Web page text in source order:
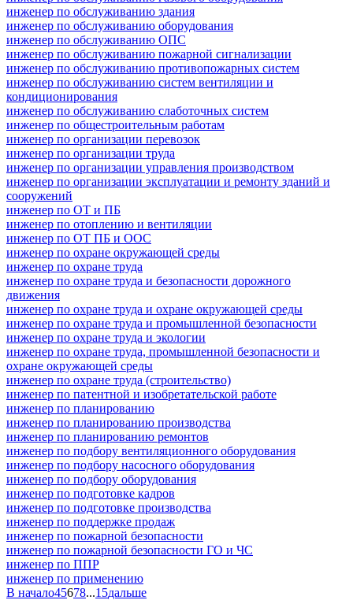
инженер по обслуживанию здания
инженер по обслуживанию оборудования
инженер по обслуживанию ОПС
инженер по обслуживанию пожарной сигнализации
инженер по обслуживанию противопожарных систем
инженер по обслуживанию систем вентиляции и
кондиционирования
инженер по обслуживанию слаботочных систем
инженер по общестроительным работам
инженер по организации перевозок
инженер по организации труда
инженер по организации управления производством
инженер по организации эксплуатации и ремонту зданий и
сооружений
инженер по ОТ и ПБ
инженер по отоплению и вентиляции
инженер по ОТ ПБ и ООС
инженер по охране окружающей среды
инженер по охране труда
инженер по охране труда и безопасности дорожного
движения
инженер по охране труда и охране окружающей среды
инженер по охране труда и промышленной безопасности
инженер по охране труда и экологии
инженер по охране труда, промышленной безопасности и
охране окружающей среды
инженер по охране труда (строительство)
инженер по патентной и изобретательской работе
инженер по планированию
инженер по планированию производства
инженер по планированию ремонтов
инженер по подбору вентиляционного оборудования
инженер по подбору насосного оборудования
инженер по подбору оборудования
инженер по подготовке кадров
инженер по подготовке производства
инженер по поддержке продаж
инженер по пожарной безопасности
инженер по пожарной безопасности ГО и ЧС
инженер по ППР
инженер по применению
В начало45678...15дальше